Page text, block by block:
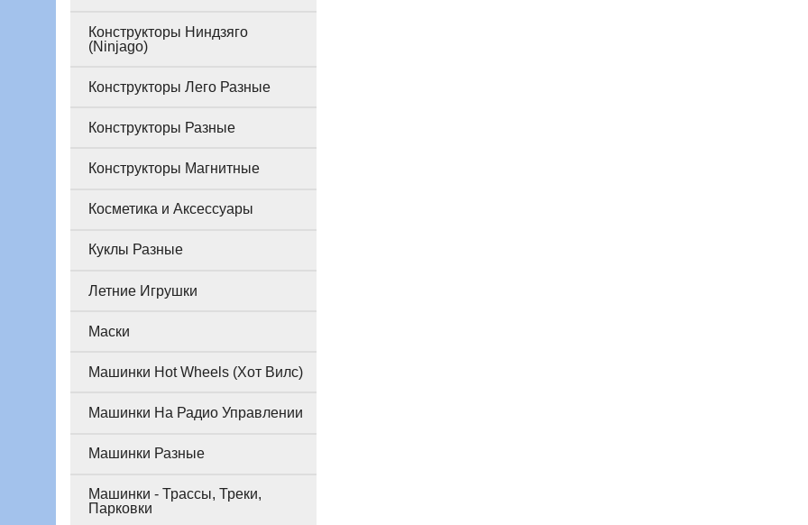
Конструкторы Ниндзяго
(Ninjago)
Конструкторы Лего Разные
Конструкторы Разные
Конструкторы Магнитные
Косметика и Аксессуары
Куклы Разные
Летние Игрушки
Маски
Машинки Hot Wheels (Хот Вилс)
Машинки На Радио Управлении
Машинки Разные
Машинки - Трассы, Треки,
Парковки